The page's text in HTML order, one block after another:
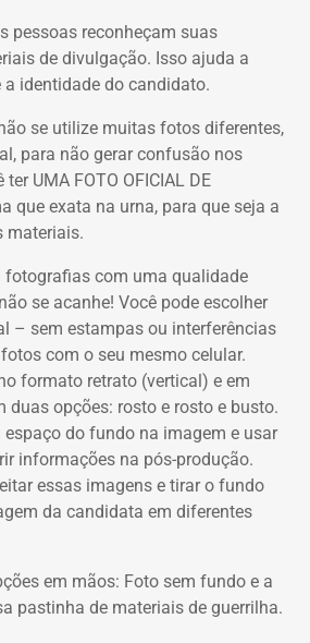
pessoas reconheçam suas
de divulgação. Isso ajuda a
identidade do candidato.
se utilize muitas fotos diferentes,
para não gerar confusão nos
ter UMA FOTO OFICIAL DE
que exata na urna, para que seja a
materiais.
fotografias com uma qualidade
se acanhe! Você pode escolher
– sem estampas ou interferências
com o seu mesmo celular.
formato retrato (vertical) e em
duas opções: rosto e rosto e busto.
espaço do fundo na imagem e usar
informações na pós-produção.
essas imagens e tirar o fundo
da candidata em diferentes
em mãos: Foto sem fundo e a
pastinha de materiais de guerrilha.